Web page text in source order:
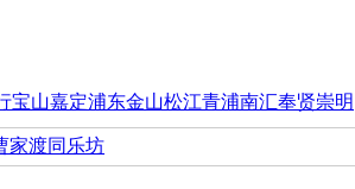
宝山嘉定浦东金山松江青浦南汇奉贤崇明
家渡同乐坊